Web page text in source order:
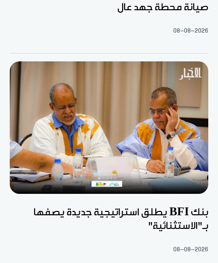
صيانة محطة جهد عال
08-08-2026
بنك BFI يطلق استراتيجية جديدة يصفها
بـ"الاستثنائية"
08-08-2026